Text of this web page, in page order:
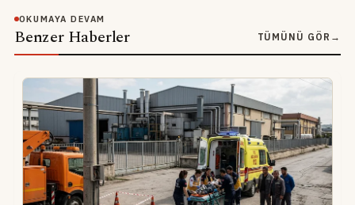
OKUMAYA DEVAM
Benzer Haberler TÜMÜNÜ GÖR →